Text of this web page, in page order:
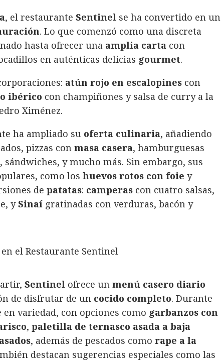
, el restaurante Sentinel se ha convertido en un
. Lo que comenzó como una discreta
hasta ofrecer una amplia carta con
en auténticas delicias gourmet.
atún rojo en escalopines con
ibérico con champiñones y salsa de curry a la
Ximénez.
ha ampliado su oferta culinaria, añadiendo
pizzas con masa casera, hamburguesas
y mucho más. Sin embargo, sus
como los huevos rotos con foie y
de patatas: camperas con cuatro salsas,
ySinaí gratinadas con verduras, bacón y
Sentinel ofrece un menú casero diario
de disfrutar de un cocido completo. Durante
variedad, con opciones como garbanzos con
, paletilla de ternasco asada a baja
, además de pescados como rape a la
destacan sugerencias especiales como las